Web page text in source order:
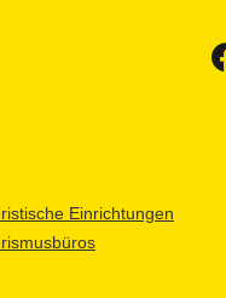
Einrichtungen